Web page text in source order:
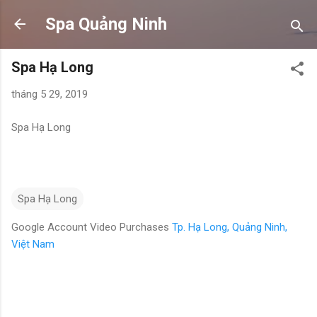
Chuyển đến nội dung chính
Spa Quảng Ninh
Spa Hạ Long
tháng 5 29, 2019
Spa Hạ Long
Spa Hạ Long
Google Account Video Purchases Tp. Hạ Long, Quảng Ninh,
Việt Nam